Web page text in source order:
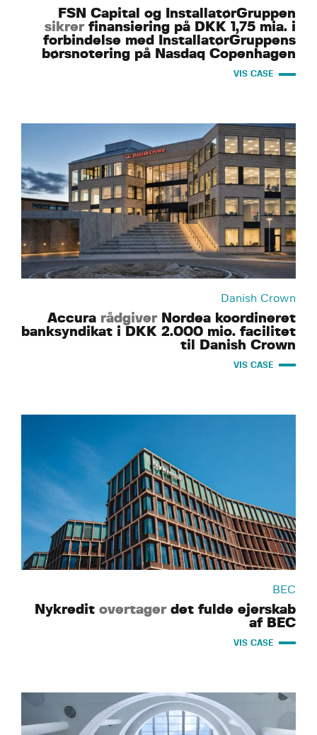
FSN Capital og InstallatørGruppen
sikrerfinansiering på DKK 1,75 mia. i
forbindelse med InstallatørGruppens
børsnotering på Nasdaq Copenhagen
VIS CASE
Danish Crown
Accura rådgiverNordea koordineret
banksyndikat i DKK 2.000 mio. facilitet
til Danish Crown
VIS CASE
BEC
Nykredit overtagerdet fulde ejerskab
af BEC
VIS CASE